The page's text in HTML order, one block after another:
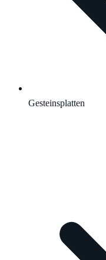
Gesteinsplatten